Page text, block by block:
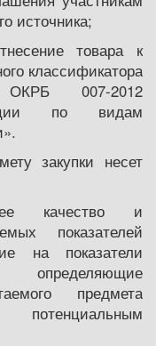
источника;
товара к
классификатора
ОКРБ 007-2012
по видам
закупки несет
качество и
показателей
на показатели
предмета